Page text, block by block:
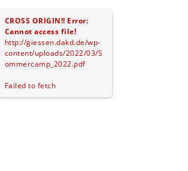
CROSS ORIGIN!! Error:
Cannot access file!
http://giessen.dakd.de/wp-
content/uploads/2022/03/S
ommercamp_2022.pdf
Failed to fetch